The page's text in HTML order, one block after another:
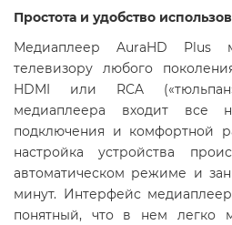
Простота и удобство
Медиаплеер AuraHD Plus
телевизору любого
HDMI или RCA
медиаплеера входит все
подключения и комфортной
настройка устройства
автоматическом режиме и
минут. Интерфейс
понятный, что в нем легко